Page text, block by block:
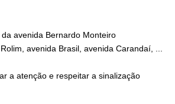
avenida Bernardo Monteiro
avenida Brasil, avenida Carandaí, ...
a atenção e respeitar a sinalização